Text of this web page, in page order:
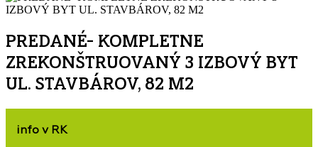
PREDANÉ- KOMPLETNE
ZREKONŠTRUOVANÝ 3 IZBOVÝ BYT
UL. STAVBÁROV, 82 M2
info v RK